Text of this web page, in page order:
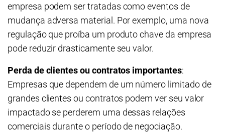
empresa podem ser tratadas como eventos de
mudança adversa material. Por exemplo, uma nova
regulação que proíba um produto chave da empresa
pode reduzir drasticamente seu valor.
Perda de clientes ou contratos importantes:
Empresas que dependem de um número limitado de
grandes clientes ou contratos podem ver seu valor
impactado se perderem uma dessas relações
comerciais durante o período de negociação.